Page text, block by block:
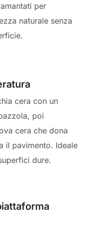
per
naturale senza
cera con un
poi
cera che dona
il pavimento. Ideale
dure.